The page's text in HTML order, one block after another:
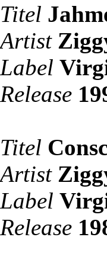
Titel
Artist
Label
Release
Titel
Artist
Label
Release